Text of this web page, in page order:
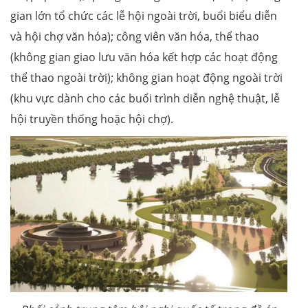
gian lớn tổ chức các lễ hội ngoài trời, buổi biểu diễn
và hội chợ văn hóa); công viên văn hóa, thể thao
(không gian giao lưu văn hóa kết hợp các hoạt động
thể thao ngoài trời); không gian hoạt động ngoài trời
(khu vực dành cho các buổi trình diễn nghệ thuật, lễ
hội truyền thống hoặc hội chợ).